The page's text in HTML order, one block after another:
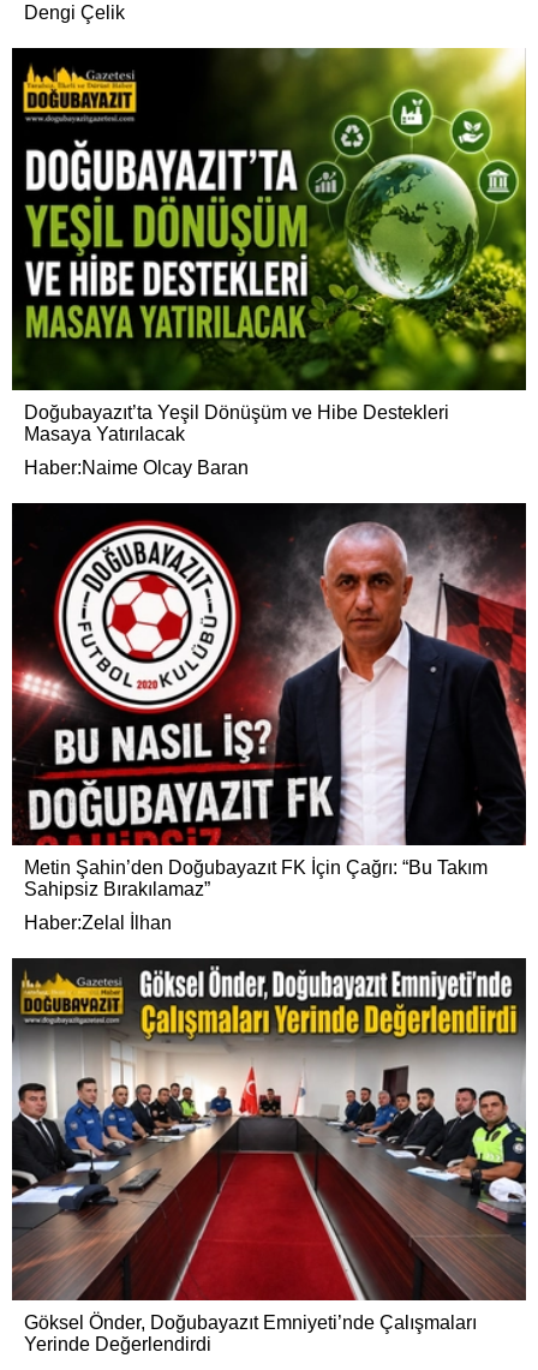
Dengi Çelik
Doğubayazıt’ta Yeşil Dönüşüm ve Hibe Destekleri
Masaya Yatırılacak
Haber:Naime Olcay Baran
Metin Şahin’den Doğubayazıt FK İçin Çağrı: “Bu Takım
Sahipsiz Bırakılamaz”
Haber:Zelal İlhan
Göksel Önder, Doğubayazıt Emniyeti’nde Çalışmaları
Yerinde Değerlendirdi